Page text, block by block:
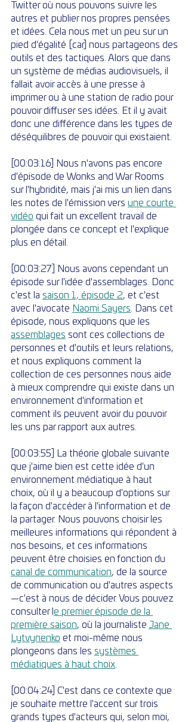
Twitter où nous pouvons suivre les
autres et publier nos propres pensées
et idées. Cela nous met un peu sur un
pied d'égalité [car] nous partageons des
outils et des tactiques. Alors que dans
un système de médias audiovisuels, il
fallait avoir accès à une presse à
imprimer ou à une station de radio pour
pouvoir diffuser ses idées. Et il y avait
donc une différence dans les types de
déséquilibres de pouvoir qui existaient.
[00:03:16] Nous n'avons pas encore
d'épisode de Wonks and War Rooms
sur l'hybridité, mais j'ai mis un lien dans
les notes de l'émission vers une courte
vidéo qui fait un excellent travail de
plongée dans ce concept et l'explique
plus en détail.
[00:03:27] Nous avons cependant un
épisode sur l'idée d'assemblages. Donc
c'est la saison 1, épisode 2, et c'est
avec l'avocate Naomi Sayers . Dans cet
épisode, nous expliquons que les
assemblages sont ces collections de
personnes et d'outils et leurs relations,
et nous expliquons comment la
collection de ces personnes nous aide
à mieux comprendre qui existe dans un
environnement d'information et
comment ils peuvent avoir du pouvoir
les uns par rapport aux autres.
[00:03:55] La théorie globale suivante
que j'aime bien est cette idée d'un
environnement médiatique à haut
choix, où il y a beaucoup d'options sur
la façon d'accéder à l'information et de
la partager. Nous pouvons choisir les
meilleures informations qui répondent à
nos besoins, et ces informations
peuvent être choisies en fonction du
canal de communication, de la source
de communication ou d'autres aspects
—c'est à nous de décider. Vous pouvez
consulter l e premier épisode de la
première saison, où la journaliste Jane
Lytvynenko et moi-même nous
plongeons dans les systèmes
médiatiques à haut choix
[00:04:24] C'est dans ce contexte que
je souhaite mettre l'accent sur trois
grands types d'acteurs qui, selon moi,